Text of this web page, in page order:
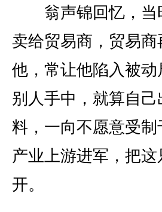
翁声锦回忆，当
卖给贸易商，贸易
他，常让他陷入被
别人手中，就算自
料，一向不愿意受
产业上游进军，把
开。